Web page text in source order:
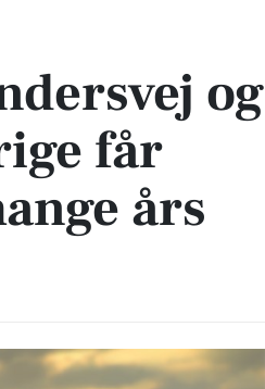
efter mange års ventetid
og
får
års